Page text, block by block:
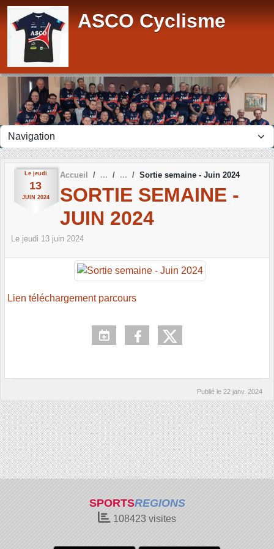
ASCO Cyclisme
Le jeudi
13
JUIN 2024
Accueil Sortie semaine - Juin 2024
SORTIE SEMAINE -
JUIN 2024
Le jeudi 13 juin 2024
Lien téléchargement parcours
Publié le 22 janv. 2024
SPORTSREGIONS
108423 visites
Panneau de gestion des cookies